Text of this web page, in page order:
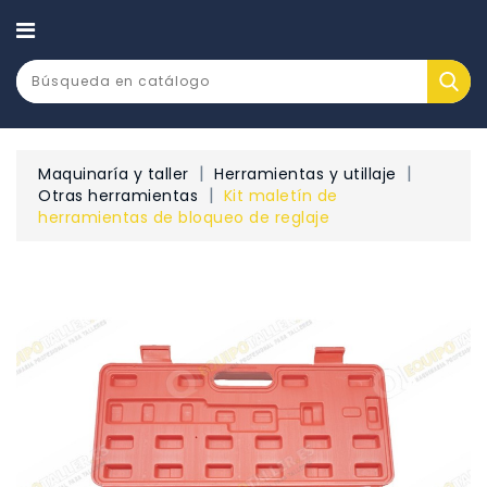
CATEGORÍA
Maquinaría y taller
Herramientas y utillaje
Otras herramientas
Kit maletín de
herramientas de bloqueo de reglaje